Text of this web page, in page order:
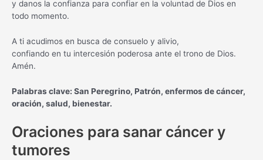
y danos la confianza para confiar en la voluntad de Dios en
todo momento.
A ti acudimos en busca de consuelo y alivio,
confiando en tu intercesión poderosa ante el trono de Dios.
Amén.
Palabras clave: San Peregrino, Patrón, enfermos de cáncer,
oración, salud, bienestar.
Oraciones para sanar cáncer y
tumores